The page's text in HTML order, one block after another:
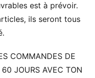
est à prévoir.
ils seront tous
COMMANDES DE
JOURS AVEC TON